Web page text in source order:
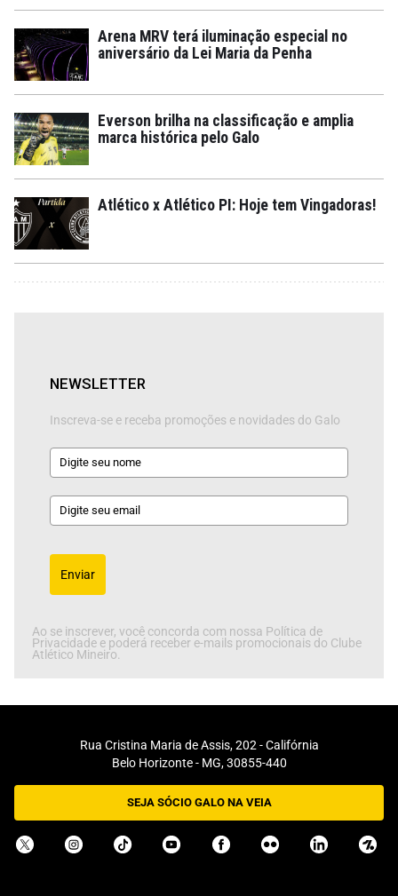
Arena MRV terá iluminação especial no
aniversário da Lei Maria da Penha
Everson brilha na classificação e amplia
marca histórica pelo Galo
Atlético x Atlético PI: Hoje tem Vingadoras!
NEWSLETTER
Inscreva-se e receba promoções e novidades do Galo
Enviar
Ao se inscrever, você concorda com nossa Política de
Privacidade e poderá receber e-mails promocionais do Clube
Atlético Mineiro.
Rua Cristina Maria de Assis, 202 - Califórnia
Belo Horizonte - MG, 30855-440
SEJA SÓCIO GALO NA VEIA